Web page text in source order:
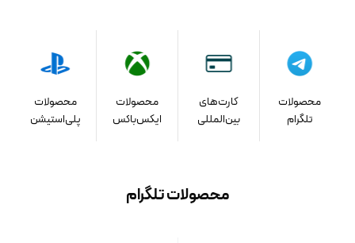
محصولات
تلگرام
کارت‌های
بین‌المللی
محصولات
ایکس‌باکس
محصولات
پلی‌استیشن
محصولات تلگرام